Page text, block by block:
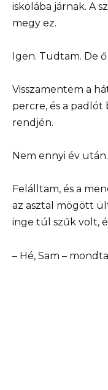
iskolába járnak. A
megy ez.
Igen. Tudtam. De
Visszamentem a
percre, és a
rendjén.
Nem ennyi év
Felálltam, és a
az asztal mögött
inge túl szűk volt,
– Hé, Sam –